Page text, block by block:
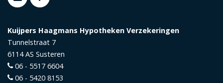
Kuijpers Haagmans Hypotheken Verzekeringen
Tunnelstraat 7
6114 AS Susteren
06 - 5517 6604
06 - 5420 8153